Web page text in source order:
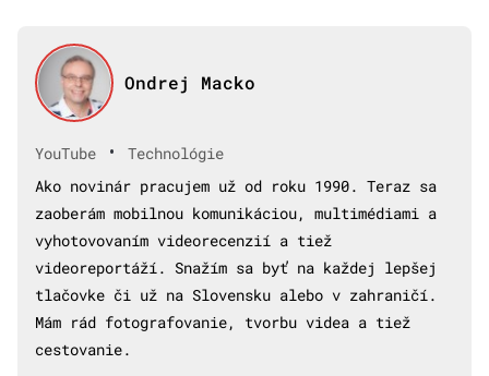
Ondrej Macko
YouTube •
Technológie
Ako novinár pracujem už od roku 1990. Teraz sa
zaoberám mobilnou komunikáciou, multimédiami a
vyhotovovaním videorecenzií a tiež
videoreportáží. Snažím sa byť na každej lepšej
tlačovke či už na Slovensku alebo v zahraničí.
Mám rád fotografovanie, tvorbu videa a tiež
cestovanie.